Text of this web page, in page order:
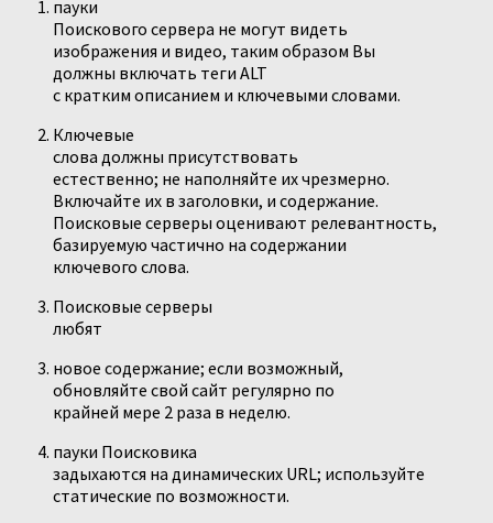
пауки
Поискового сервера не могут видеть
изображения и видео, таким образом Вы
должны включать теги ALT
с кратким описанием и ключевыми словами.
Ключевые
слова должны присутствовать
естественно; не наполняйте их чрезмерно.
Включайте их в заголовки, и содержание.
Поисковые серверы оценивают релевантность,
базируемую частично на содержании
ключевого слова.
Поисковые серверы
любят
новое содержание; если возможный,
обновляйте свой сайт регулярно по
крайней мере 2 раза в неделю.
пауки Поисковика
задыхаются на динамических URL; используйте
статические по возможности.